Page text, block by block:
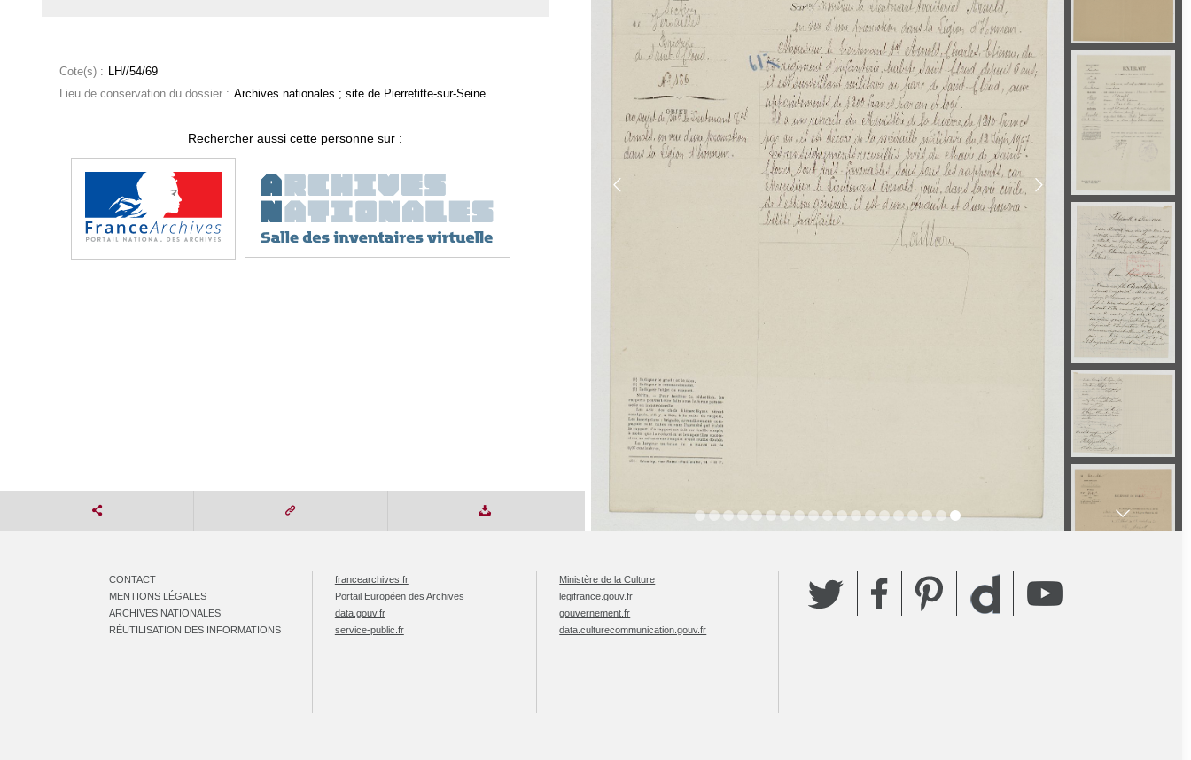
Cote(s) : LH//54/69
Lieu de conservation du dossier : Archives nationales ; site de Pierrefitte-sur-Seine
Rechercher aussi cette personne sur :
CONTACT
MENTIONS LÉGALES
ARCHIVES NATIONALES
RÉUTILISATION DES INFORMATIONS
francearchives.fr
Portail Européen des Archives
data.gouv.fr
service-public.fr
Ministère de la Culture
legifrance.gouv.fr
gouvernement.fr
data.culturecommunication.gouv.fr